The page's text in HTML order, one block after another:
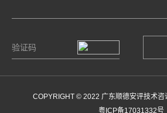
COPYRIGHT © 2022 广东顺德安评技术咨
粤ICP备17031332号